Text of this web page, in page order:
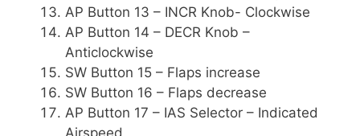
AP Button 13 – INCR Knob- Clockwise
AP Button 14 – DECR Knob –
Anticlockwise
SW Button 15 – Flaps increase
SW Button 16 – Flaps decrease
AP Button 17 – IAS Selector – Indicated